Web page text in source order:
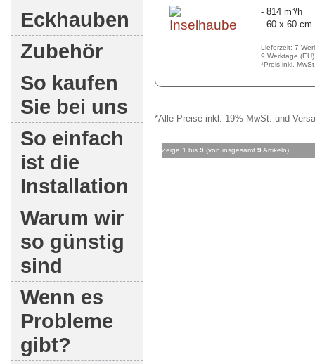
Eckhauben
Zubehör
So kaufen
Sie bei uns
So einfach
ist die
Installation
Warum wir
so günstig
sind
Wenn es
Probleme
gibt?
- 814 m³/h
- 60 x 60 cm
Lieferzeit: 7
9 Werktage (EU)
*Preis inkl.
*Alle Preise inkl. 19% MwSt. und
Zeige 1 bis 9 (von insgesamt 9 Artikeln)